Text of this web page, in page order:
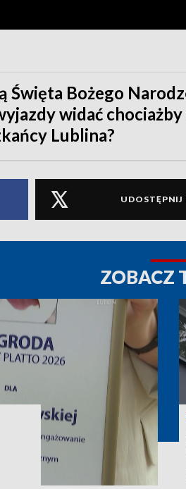
Święta Bożego
widać
Lublina?
UDOSTĘPNIJ
ZOBACZ